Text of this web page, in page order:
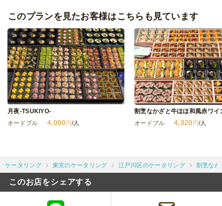
このプランを見たお客様はこちらも見ています
月夜-TSUKIYO-
オードブル
4,000円/人
割烹なかざと牛ほほ和風赤ワイ
オードブル
4,320円/人
ケータリング 東京のケータリング 江戸川区のケータリング 割烹なか
このお店をシェアする